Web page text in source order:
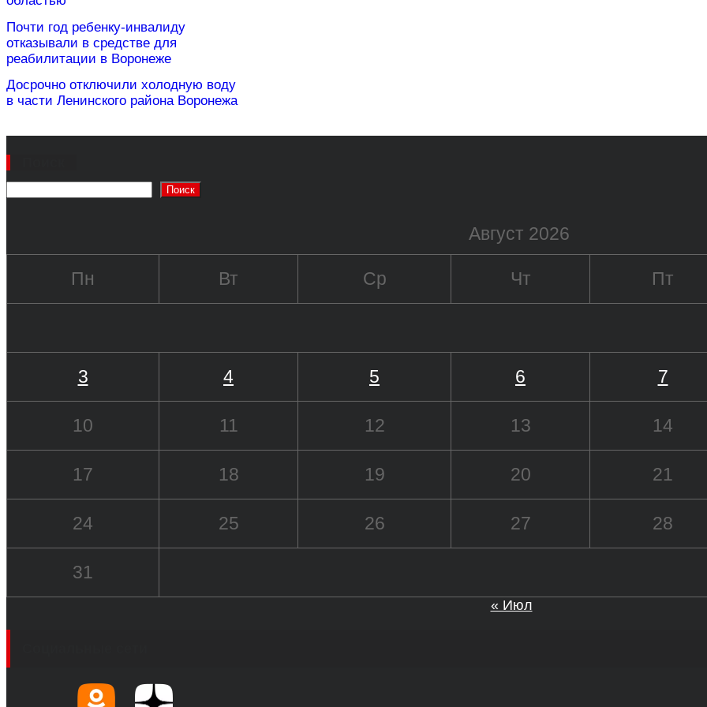
Почти год ребенку-инвалиду
отказывали в средстве для
реабилитации в Воронеже
Досрочно отключили холодную воду
в части Ленинского района Воронежа
Поиск
Август 2026
Пн Вт Ср Чт Пт
3 4 5 6 7
10 11 12 13 14
17 18 19 20 21
24 25 26 27 28
31
« Июл